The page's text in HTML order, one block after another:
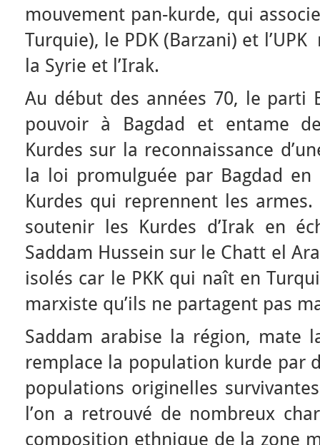
mouvement pan-kurde, qui
Turquie), le PDK (Barzani) et
la Syrie et l’Irak.
Au début des années 70, le parti
pouvoir à Bagdad et entame
Kurdes sur la reconnaissance
la loi promulguée par Bagdad
Kurdes qui reprennent les armes.
soutenir les Kurdes d’Irak en
Saddam Hussein sur le Chatt el
isolés car le PKK qui naît en
marxiste qu’ils ne partagent pas
Saddam arabise la région, mate
remplace la population kurde par
populations originelles
l’on a retrouvé de nombreux
composition ethnique de la zone